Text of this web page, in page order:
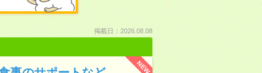
掲載日：2026.08.08
NEW